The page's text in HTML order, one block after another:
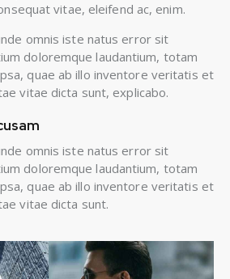
vitae, eleifend ac, enim.
omnis iste natus error sit
doloremque laudantium, totam
quae ab illo inventore veritatis et
vitae dicta sunt, explicabo.
omnis iste natus error sit
doloremque laudantium, totam
quae ab illo inventore veritatis et
vitae dicta sunt.